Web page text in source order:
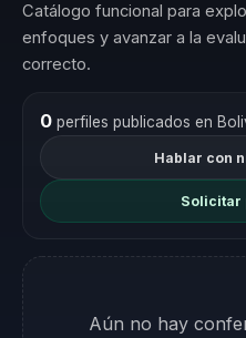
Catálogo funcional para
enfoques y avanzar a la
correcto.
0perfiles publicados en
Hablar con
Solicitar
Aún no hay